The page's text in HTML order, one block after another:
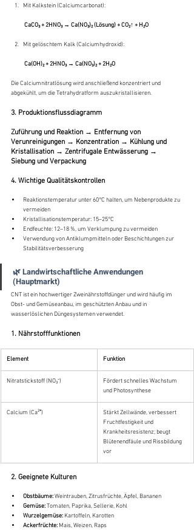
Mit Kalkstein (Calciumcarbonat):
CaCO₃ + 2HNO₃ → Ca(NO₃)₂ (Lösung) + CO₂↑ + H₂O
Mit gelöschtem Kalk (Calciumhydroxid):
Ca(OH)₂ + 2HNO₃ → Ca(NO₃)₂ + 2H₂O
Die Calciumnitratlösung wird anschließend konzentriert und
abgekühlt, um die Tetrahydratform auszukristallisieren.
3. Produktionsflussdiagramm
Zuführung und Reaktion → Entfernung von
Verunreinigungen → Konzentration → Kühlung und
Kristallisation → Zentrifugale Entwässerung →
Siebung und Verpackung
4. Wichtige Qualitätskontrollen
Reaktionstemperatur unter 60°C halten, um Nebenprodukte zu
vermeiden
Kristallisationstemperatur: 15–25°C
Endfeuchte: 12–18 %, um Verklumpung zu vermeiden
Verwendung von Antiklumpmitteln oder Beschichtungen zur
Stabilitätsverbesserung
🌿 Landwirtschaftliche Anwendungen
(Hauptmarkt)
CNT ist ein hochwertiger Zweinährstoffdünger und wird häufig im
Obst- und Gemüseanbau, im geschützten Anbau und in
wasserlöslichen Düngesystemen verwendet.
1. Nährstofffunktionen
Element Funktion
Nitratstickstoff (NO₃⁻)
Fördert schnelles Wachstum
und Photosynthese
Calcium (Ca²⁺)
Stärkt Zellwände, verbessert
Fruchtfestigkeit und
Krankheitsresistenz; beugt
Blütenendfäule und Rissbildung
vor
2. Geeignete Kulturen
Obstbäume: Weintrauben, Zitrusfrüchte, Äpfel, Bananen
Gemüse: Tomaten, Paprika, Sellerie, Kohl
Wurzelgemüse: Kartoffeln, Karotten
Ackerfrüchte: Mais, Weizen, Raps